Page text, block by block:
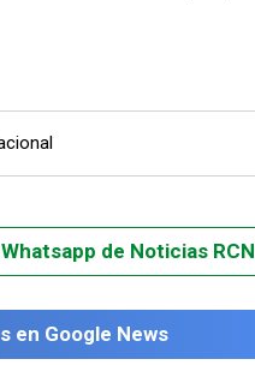
de Noticias RCN
en Google News